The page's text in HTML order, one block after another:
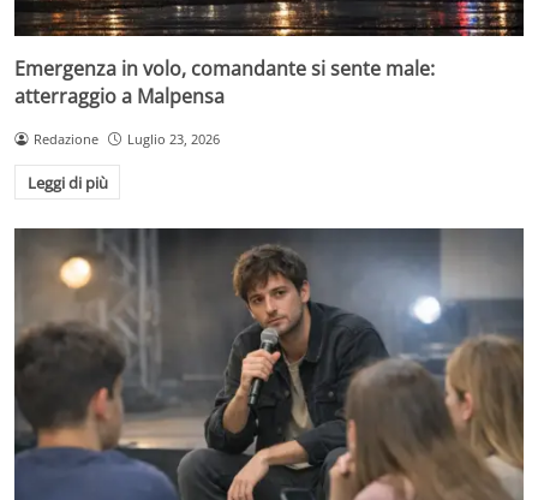
Emergenza in volo, comandante si sente male:
atterraggio a Malpensa
Redazione Luglio 23, 2026
Leggi di più